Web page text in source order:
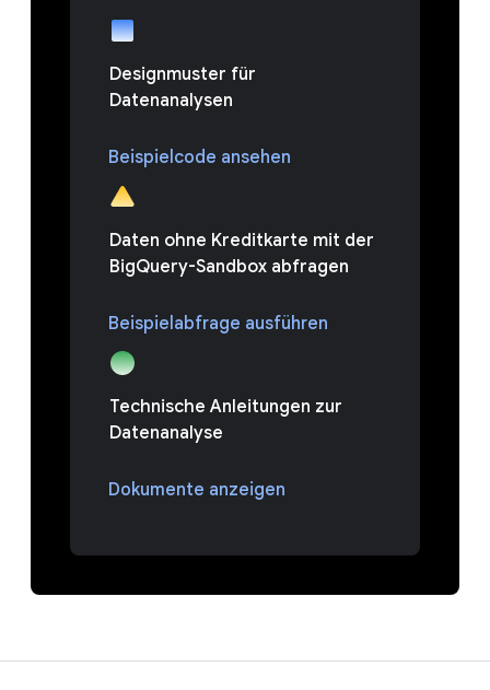
Designmuster für
Datenanalysen
Beispielcode ansehen
Daten ohne Kreditkarte mit der
BigQuery-Sandbox abfragen
Beispielabfrage ausführen
Technische Anleitungen zur
Datenanalyse
Dokumente anzeigen